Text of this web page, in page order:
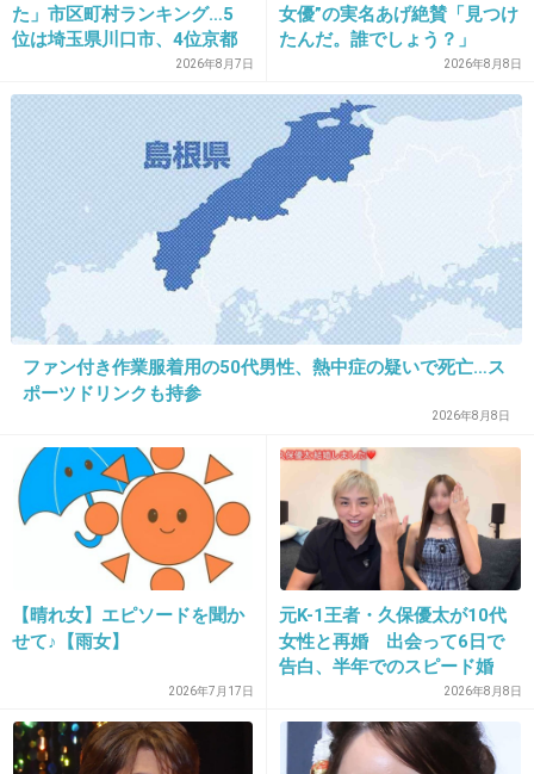
14. 匿名 2020/03/13(金) 13:25:47
そう言う発言が上から目線ww
+313
15. 匿名 2020/03/13(金) 13:25:49
気持ちはわかるけどそれをTwitterで全世界に
発信してしまったら同類なのでは？
+204 -6
16. 匿名 2020/03/13(金) 13:26:40
芸能人はたった一つの呟きで終わる事があるか
1件の返信
た」市区町村ランキング…5
位は埼玉県川口市、4位京都
市、ではトップ3は？2026年8月7日
女優”の実名あげ絶賛「見つけ
たんだ。誰でしょう？」
2026年8月8日
ファン付き作業服着用の50代男性、熱中症の疑いで死亡…ス
ポーツドリンクも持参
2026年8月8日
【晴れ女】エピソードを聞か
せて♪【雨女】
2026年7月17日
元K-1王者・久保優太が10代
女性と再婚 出会って6日で
告白、半年でのスピード婚
2026年8月8日